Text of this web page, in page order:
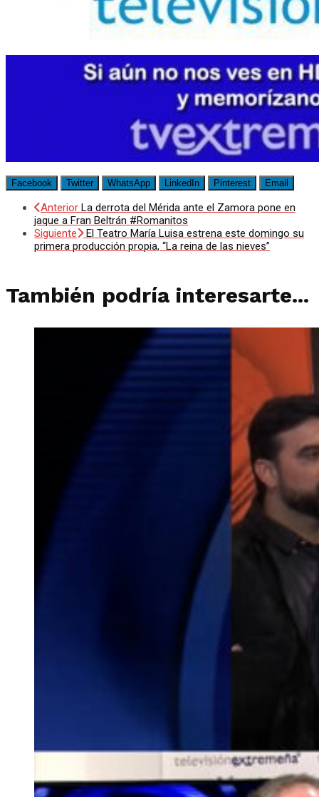
Facebook Twitter WhatsApp LinkedIn Pinterest Email
Anterior La derrota del Mérida ante el Zamora pone en
jaque a Fran Beltrán #Romanitos
Siguiente
El Teatro María Luisa estrena este domingo su
primera producción propia, “La reina de las nieves”
También podría interesarte...